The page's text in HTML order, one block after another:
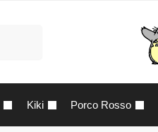
Kiki Porco Rosso